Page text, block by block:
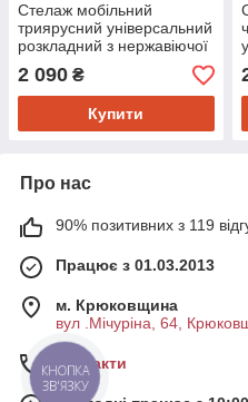
Стелаж мобільний
триярусний універсальний
розкладний з нержавіючої
сталі 89х72х34см Чорний
SW-00002097
2 090 ₴
Купити
Про нас
90% позитивних з 119
Працює з 01.03.2013
м. Крюковщина
вул .Мічуріна, 64,
Контакти
КНОПКА
ЗВ'ЯЗКУ